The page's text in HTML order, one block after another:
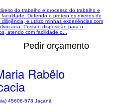
do trabalho e processo do trabalho e
Defendo e protejo os direitos de
e utilizo minhas experiências com
Possuo disposição para o
atendo com facilidade o...
Pedir orçamento
Rabêlo
45608-578 Jaçanã